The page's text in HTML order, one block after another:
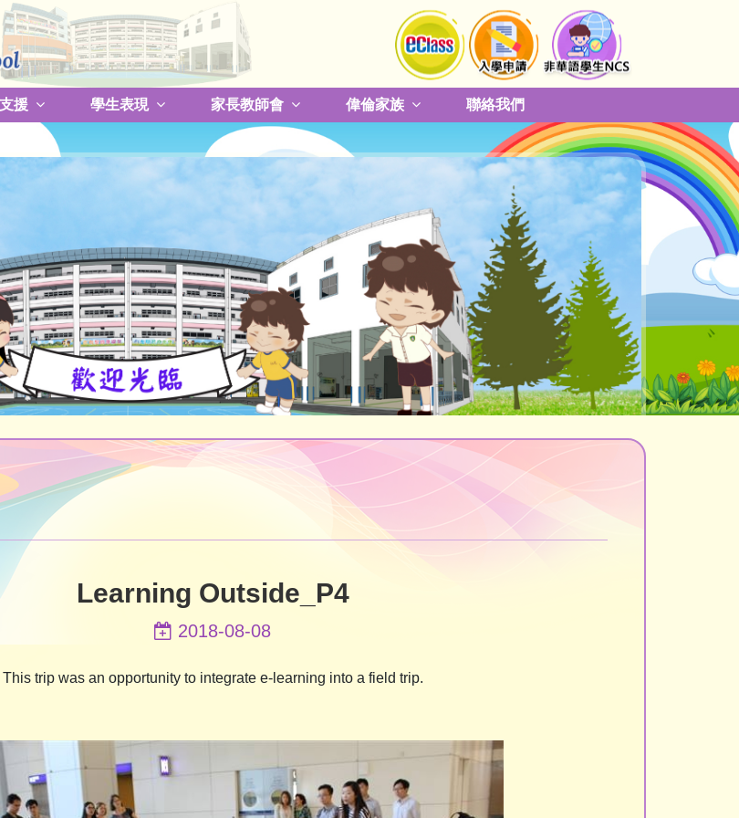
援 學生表現 家長教師會 偉倫家族 聯絡我們
Learning Outside_P4
2018-08-08
trip was an opportunity to integrate e-learning into a field trip.